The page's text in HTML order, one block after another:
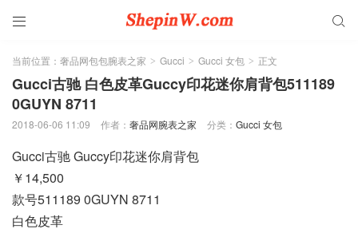
 
当前位置： 奢品网包包腕表之家 > Gucci > Gucci 女包 > 正文
Gucci古驰 白色皮革Guccy印花迷你肩背包511189
0GUYN 8711
2018-06-06 11:09 作者： 奢品网腕表之家 分类： Gucci 女包
Gucci古驰 Guccy印花迷你肩背包
￥14,500
款号511189 0GUYN 8711
白色皮革